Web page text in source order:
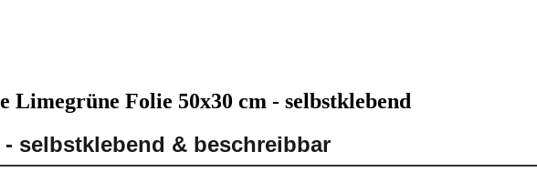
Limegrüne Folie 50x30 cm - selbstklebend
selbstklebend & beschreibbar